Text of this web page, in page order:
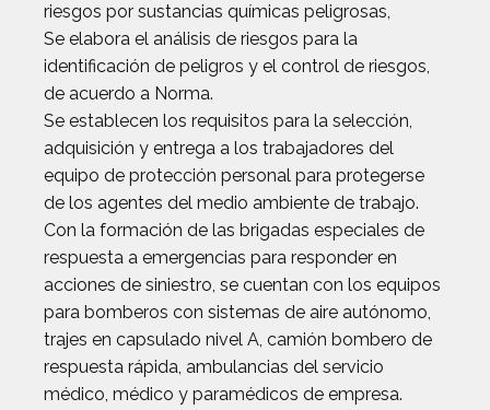
riesgos por sustancias químicas peligrosas,
Se elabora el análisis de riesgos para la
identificación de peligros y el control de riesgos,
de acuerdo a Norma.
Se establecen los requisitos para la selección,
adquisición y entrega a los trabajadores del
equipo de protección personal para protegerse
de los agentes del medio ambiente de trabajo.
Con la formación de las brigadas especiales de
respuesta a emergencias para responder en
acciones de siniestro, se cuentan con los equipos
para bomberos con sistemas de aire autónomo,
trajes en capsulado nivel A, camión bombero de
respuesta rápida, ambulancias del servicio
médico, médico y paramédicos de empresa.